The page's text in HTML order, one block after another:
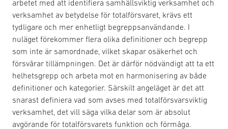
arbetet med att identifiera samhällsviktig verksamhet och
verksamhet av betydelse för totalförsvaret, krävs ett
tydligare och mer enhetligt begreppsanvändande. I
nuläget förekommer flera olika definitioner och begrepp
som inte är samordnade, vilket skapar osäkerhet och
försvårar tillämpningen. Det är därför nödvändigt att ta ett
helhetsgrepp och arbeta mot en harmonisering av både
definitioner och kategorier. Särskilt angeläget är det att
snarast definiera vad som avses med totalförsvarsviktig
verksamhet, det vill säga vilka delar som är absolut
avgörande för totalförsvarets funktion och förmåga.